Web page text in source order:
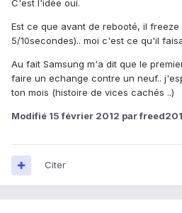
C'est l'idée oui.
Est ce que avant de rebooté, il
5/10secondes).. moi c'est ce qu'il
Au fait Samsung m'a dit que le
faire un echange contre un neuf..
ton mois (histoire de vices cachés ..)
Modifié 15 février 2012 par freed201
Citer